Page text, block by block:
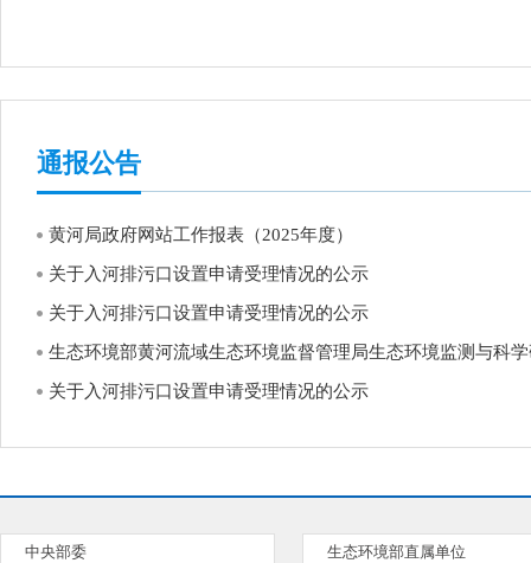
通报公告
黄河局政府网站工作报表（2025年度）
关于入河排污口设置申请受理情况的公示
关于入河排污口设置申请受理情况的公示
生态环境部黄河流域生态环境监督管理局生态环境监测与科
关于入河排污口设置申请受理情况的公示
中央部委 生态环境部直属单位